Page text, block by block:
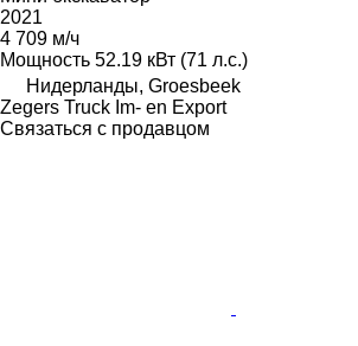
2021
4 709 м/ч
Мощность 52.19 кВт (71 л.с.)
Нидерланды, Groesbeek
Zegers Truck Im- en Export
Связаться с продавцом